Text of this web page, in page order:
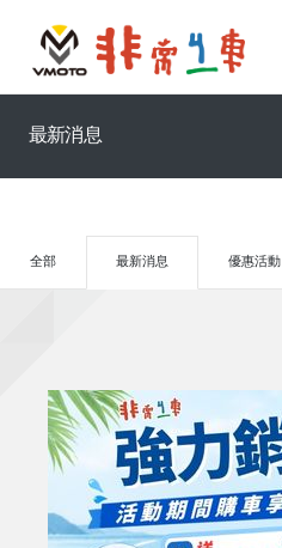
最新消息
全部 最新消息 優惠活動